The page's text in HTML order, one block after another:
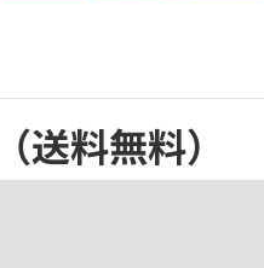
（送料無料）